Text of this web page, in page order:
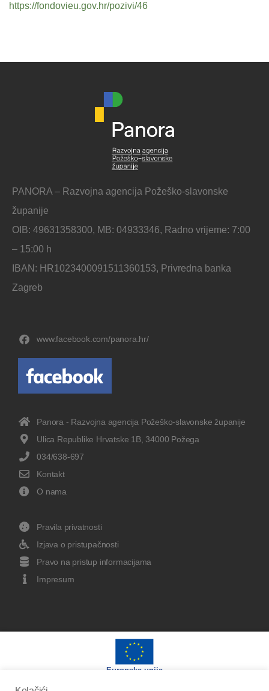
https://fondovieu.gov.hr/pozivi/46
PANORA – Razvojna agencija Požeško-slavonske
županije
OIB: 49631358300, MB: 04933346, Radno vrijeme: 7:00
– 15:00 h
IBAN: HR1023400091511360153, Privredna banka
Zagreb
www.facebook.com/panora.hr/
Panora - Razvojna agencija Požeško-slavonske županije
Ulica Republike Hrvatske 1B, 34000 Požega
034/638-697
Kontakt
O nama
Pravila privatnosti
Izjava o pristupačnosti
Pravo na pristup informacijama
Impresum
Europska unija